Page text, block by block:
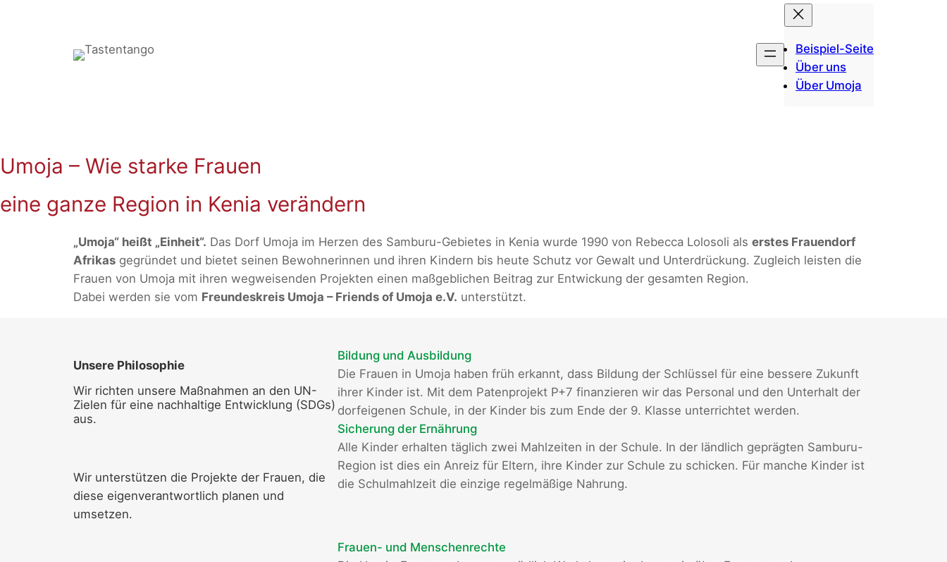
Beispiel-Seite
Über uns
Über Umoja
Umoja – Wie starke Frauen
eine ganze Region in Kenia verändern
„Umoja“ heißt „Einheit“. Das Dorf Umoja im Herzen des Samburu-Gebietes in Kenia wurde 1990 von Rebecca Lolosoli als erstes Frauendorf
Afrikas gegründet und bietet seinen Bewohnerinnen und ihren Kindern bis heute Schutz vor Gewalt und Unterdrückung. Zugleich leisten die
Frauen von Umoja mit ihren wegweisenden Projekten einen maßgeblichen Beitrag zur Entwickung der gesamten Region.
Dabei werden sie vom Freundeskreis Umoja – Friends of Umoja e.V. unterstützt.
Unsere Philosophie
Wir richten unsere Maßnahmen an den UN-
Zielen für eine nachhaltige Entwicklung (SDGs)
aus.
Wir unterstützen die Projekte der Frauen, die
diese eigenverantwortlich planen und
umsetzen.
Bildung und Ausbildung
Die Frauen in Umoja haben früh erkannt, dass Bildung der Schlüssel für eine bessere Zukunft
ihrer Kinder ist. Mit dem Patenprojekt P+7 finanzieren wir das Personal und den Unterhalt der
dorfeigenen Schule, in der Kinder bis zum Ende der 9. Klasse unterrichtet werden.
Sicherung der Ernährung
Alle Kinder erhalten täglich zwei Mahlzeiten in der Schule. In der ländlich geprägten Samburu-
Region ist dies ein Anreiz für Eltern, ihre Kinder zur Schule zu schicken. Für manche Kinder ist
die Schulmahlzeit die einzige regelmäßige Nahrung.
Frauen- und Menschenrechte